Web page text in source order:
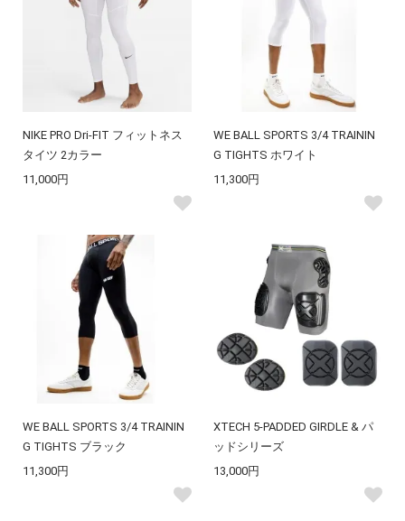
NIKE PRO Dri-FIT フィットネス
タイツ 2カラー
11,000円
WE BALL SPORTS 3/4 TRAININ
G TIGHTS ホワイト
11,300円
WE BALL SPORTS 3/4 TRAININ
G TIGHTS ブラック
11,300円
XTECH 5-PADDED GIRDLE & パ
ッドシリーズ
13,000円